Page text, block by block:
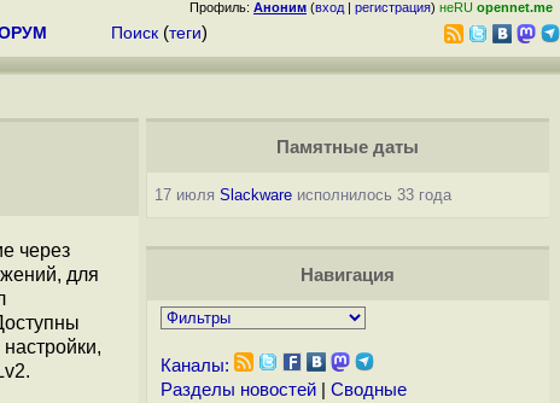
Профиль: Аноним (вход | регистрация) неRU opennet.me
Поиск (теги)
через
для
Памятные даты
17 июля Slackwareисполнилось 33 года
Навигация
Каналы:
Разделы новостей| Сводные